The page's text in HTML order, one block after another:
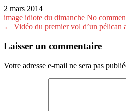
2 mars 2014
image idiote du dimanche No
← Vidéo du premier vol d’un pélican
Laisser un commentaire
Votre adresse e-mail ne sera pas